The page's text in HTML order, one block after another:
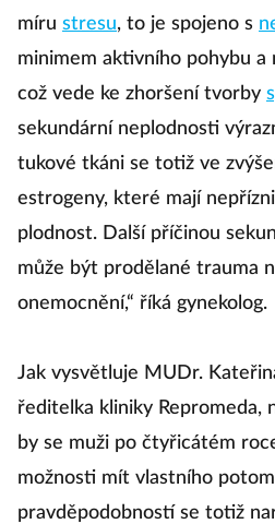
míru stresu, to je spojeno s
minimem aktivního pohybu a
což vede ke zhoršení tvorby
sekundární neplodnosti
tukové tkáni se totiž ve
estrogeny, které mají
plodnost. Další příčinou
může být prodělané trauma
onemocnění,“ říká gynekolog.
Jak vysvětluje MUDr.
ředitelka kliniky Repromeda,
by se muži po čtyřicátém
možnosti mít vlastního
pravděpodobností se totiž